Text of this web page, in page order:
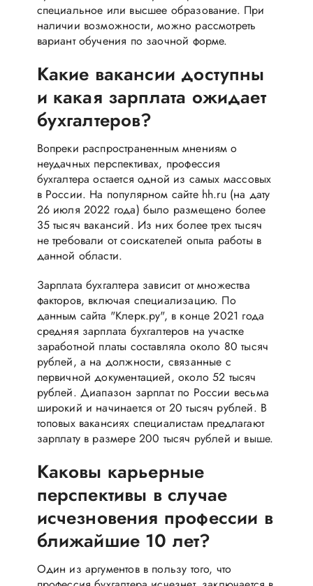
специальное или высшее образование. При
наличии возможности, можно рассмотреть
вариант обучения по заочной форме.
Какие вакансии доступны
и какая зарплата ожидает
бухгалтеров?
Вопреки распространенным мнениям о
неудачных перспективах, профессия
бухгалтера остается одной из самых массовых
в России. На популярном сайте hh.ru (на дату
26 июля 2022 года) было размещено более
35 тысяч вакансий. Из них более трех тысяч
не требовали от соискателей опыта работы в
данной области.
Зарплата бухгалтера зависит от множества
факторов, включая специализацию. По
данным сайта "Клерк.ру", в конце 2021 года
средняя зарплата бухгалтеров на участке
заработной платы составляла около 80 тысяч
рублей, а на должности, связанные с
первичной документацией, около 52 тысяч
рублей. Диапазон зарплат по России весьма
широкий и начинается от 20 тысяч рублей. В
топовых вакансиях специалистам предлагают
зарплату в размере 200 тысяч рублей и выше.
Каковы карьерные
перспективы в случае
исчезновения профессии в
ближайшие 10 лет?
Один из аргументов в пользу того, что